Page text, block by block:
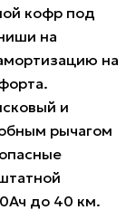
кофр под
на
на
и
рычагом
до 40 км.